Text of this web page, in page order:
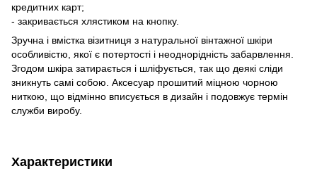
кредитних карт;
- закривається хлястиком на кнопку.
Зручна і вмістка візитниця з натуральної вінтажної шкіри
особливістю, якої є потертості і неоднорідність забарвлення.
Згодом шкіра затирається і шліфується, так що деякі сліди
зникнуть самі собою. Аксесуар прошитий міцною чорною
ниткою, що відмінно вписується в дизайн і подовжує термін
служби виробу.
Характеристики